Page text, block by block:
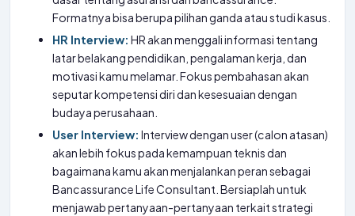
Formatnya bisa berupa pilihan ganda atau studi kasus.
HR Interview: HR akan menggali informasi tentang
latar belakang pendidikan, pengalaman kerja, dan
motivasi kamu melamar. Fokus pembahasan akan
seputar kompetensi diri dan kesesuaian dengan
budaya perusahaan.
User Interview: Interview dengan user (calon atasan)
akan lebih fokus pada kemampuan teknis dan
bagaimana kamu akan menjalankan peran sebagai
Bancassurance Life Consultant. Bersiaplah untuk
menjawab pertanyaan-pertanyaan terkait strategi